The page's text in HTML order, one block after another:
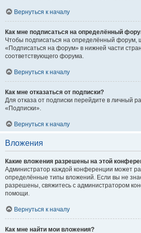
Вернуться к началу
Как мне подписаться на определённый
Чтобы подписаться на определённый форум,
«Подписаться на форум» в нижней части
соответствующего форума.
Вернуться к началу
Как мне отказаться от подписки?
Для отказа от подписки перейдите в личный
«Подписки».
Вернуться к началу
Вложения
Какие вложения разрешены на этой
Администратор каждой конференции может
определённые типы вложений. Если вы не
разрешены, свяжитесь с администратором
помощи.
Вернуться к началу
Как мне найти мои вложения?